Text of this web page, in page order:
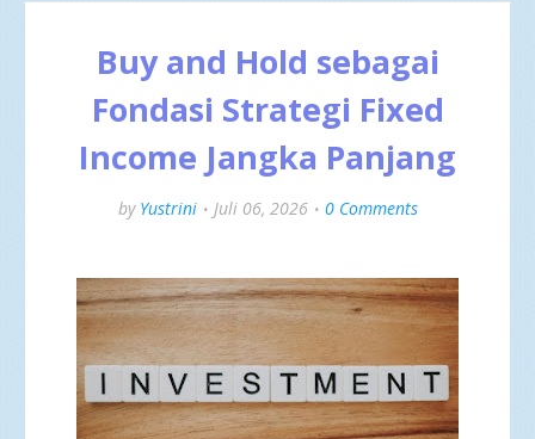
Buy and Hold sebagai
Fondasi Strategi Fixed
Income Jangka Panjang
by Yustrini Juli 06, 2026 0 Comments